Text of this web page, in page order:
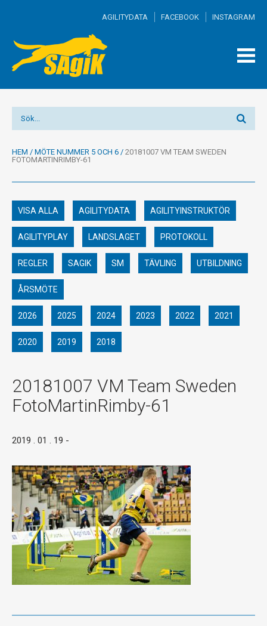
AGILITYDATA FACEBOOK INSTAGRAM
HEM / MÖTE NUMMER 5 OCH 6 / 20181007 VM TEAM SWEDEN
FOTOMARTINRIMBY-61
VISA ALLA AGILITYDATA AGILITYINSTRUKTÖR
AGILITYPLAY LANDSLAGET PROTOKOLL
REGLER SAGIK SM TÄVLING UTBILDNING
ÅRSMÖTE
2026 2025 2024 2023 2022 2021
2020 2019 2018
20181007 VM Team Sweden
FotoMartinRimby-61
2019 . 01 . 19 -